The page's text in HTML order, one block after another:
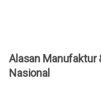
Alasan Manufaktur
Nasional